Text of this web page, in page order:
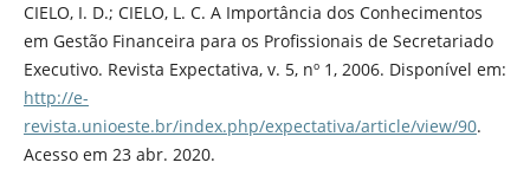
CIELO, I. D.; CIELO, L. C. A Importância dos Conhecimentos
em Gestão Financeira para os Profissionais de Secretariado
Executivo. Revista Expectativa, v. 5, nº 1, 2006. Disponível em:
http://e-
revista.unioeste.br/index.php/expectativa/article/view/90.
Acesso em 23 abr. 2020.